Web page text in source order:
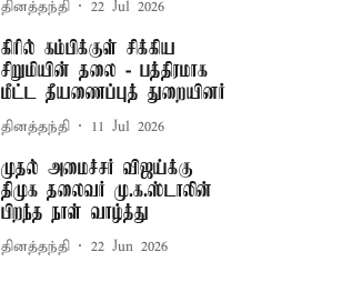
தினத்தந்தி 22 Jul 2026
கிரில் கம்பிக்குள் சிக்கிய
சிறுமியின் தலை - பத்திரமாக
மீட்ட தீயணைப்புத் துறையினர்
தினத்தந்தி 11 Jul 2026
முதல் அமைச்சர் விஜய்க்கு
திமுக தலைவர் மு.க.ஸ்டாலின்
பிறந்த நாள் வாழ்த்து
தினத்தந்தி 22 Jun 2026